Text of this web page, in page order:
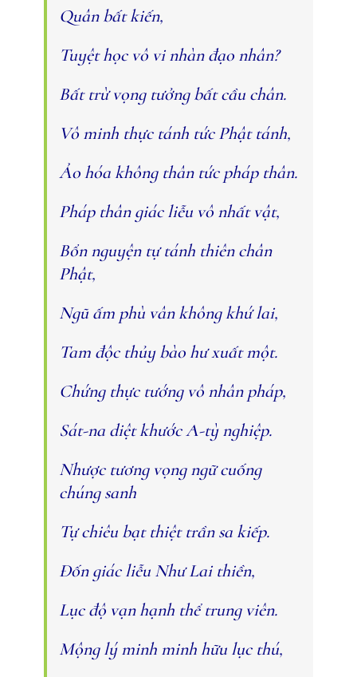
Quân bất kiến,
Tuyệt học vô vi nhàn đạo nhân?
Bất trừ vọng tưởng bất cầu chân.
Vô minh thực tánh tức Phật tánh,
Ảo hóa không thân tức pháp thân.
Pháp thân giác liễu vô nhất vật,
Bổn nguyện tự tánh thiên chân
Phật,
Ngũ ấm phù vân không khứ lai,
Tam độc thủy bào hư xuất một.
Chứng thực tướng vô nhân pháp,
Sát-na diệt khước A-tỳ nghiệp.
Nhược tương vọng ngữ cuống
chúng sanh
Tự chiêu bạt thiệt trần sa kiếp.
Ðốn giác liễu Như Lai thiền,
Lục độ vạn hạnh thể trung viên.
Mộng lý minh minh hữu lục thú,